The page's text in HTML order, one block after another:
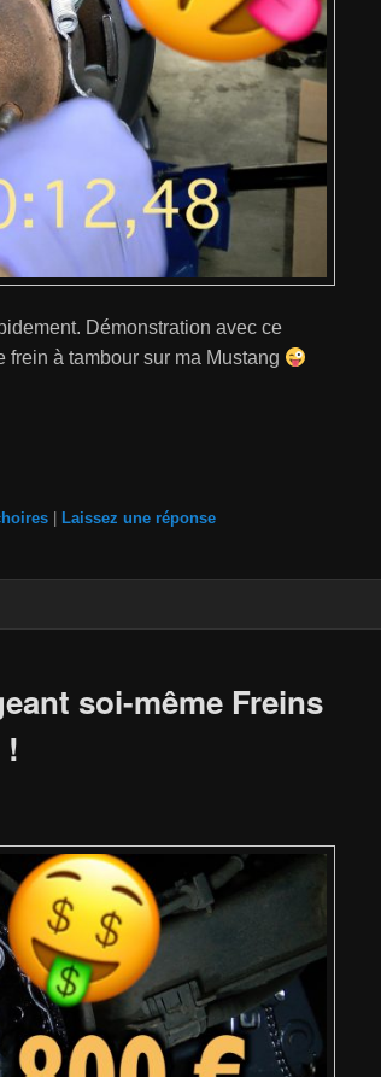
Démonstration avec ce
à tambour sur ma Mustang
Laissez une réponse
soi-même Freins